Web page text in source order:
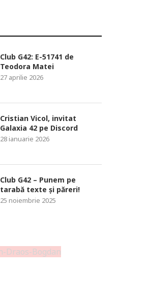
Club G42: E-51741 de
Teodora Matei
27 aprilie 2026
Cristian Vicol, invitat
Galaxia 42 pe Discord
28 ianuarie 2026
Club G42 – Punem pe
tarabă texte și păreri!
25 noiembrie 2025